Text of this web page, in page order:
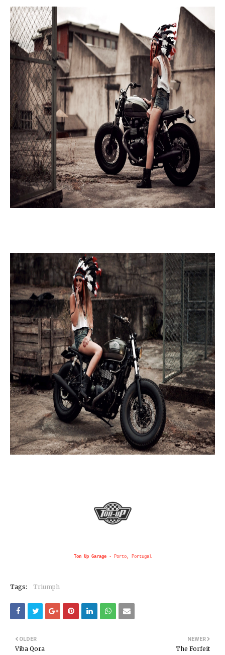
Ton Up Garage- Porto, Portugal
Tags: Triumph
NEWER
The Forfeit
OLDER
Viba Qora